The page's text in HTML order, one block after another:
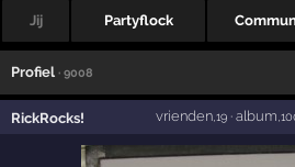
Jij Partyflock
Profiel · 9008
RickRocks! vrienden,19· album